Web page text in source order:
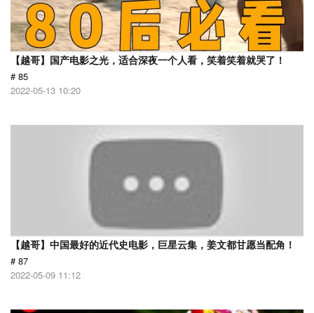
【越哥】国产电影之光，适合深夜一个人看，笑着笑着就哭了！
# 85
2022-05-13 10:20
【越哥】中国最好的近代史电影，巨星云集，姜文都甘愿当配角！
# 87
2022-05-09 11:12